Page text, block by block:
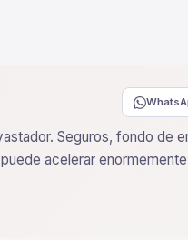
Seguros, fondo de
acelerar